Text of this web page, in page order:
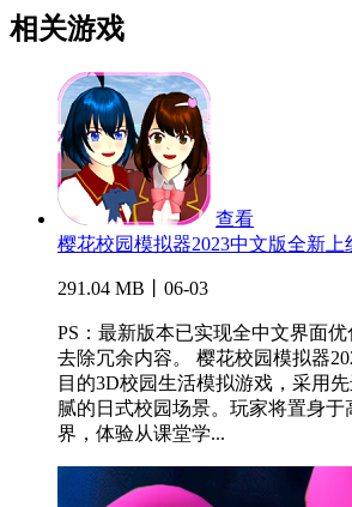
相关游戏
查看
樱花校园模拟器2023中文版全新上
291.04 MB丨06-03
PS：最新版本已实现全中文界面
去除冗余内容。 樱花校园模拟器
目的3D校园生活模拟游戏，采用
腻的日式校园场景。玩家将置身于
界，体验从课堂学...